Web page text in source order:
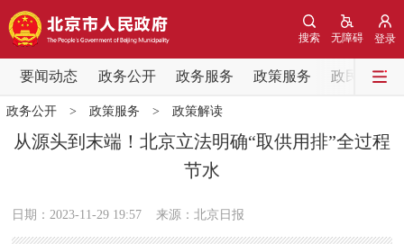
登录
无障碍
搜索
要闻动态 政务公开 政务服务 政策服务 政民互动
要闻动态
党中央精神 国务院信息
会议信息
政务公开> 政策服务 > 政策解读
从源头到末端！北京立法明确“取供用排”全过程
节水
日期：2023-11-29 19:57 来源：北京日报